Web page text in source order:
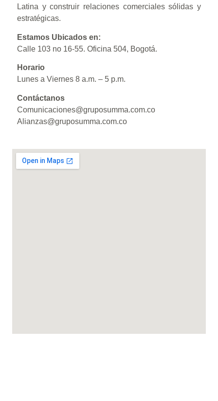
Latina y construir relaciones comerciales sólidas y
estratégicas.
Estamos Ubicados en:
Calle 103 no 16-55. Oficina 504, Bogotá.
Horario
Lunes a Viernes 8 a.m. – 5 p.m.
Contáctanos
Comunicaciones@gruposumma.com.co
Alianzas@gruposumma.com.co